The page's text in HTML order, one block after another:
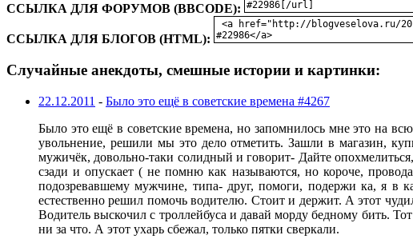
ССЫЛКА ДЛЯ ФОРУМОВ (BBCODE):
ССЫЛКА ДЛЯ БЛОГОВ (HTML):
Случайные анекдоты, смешные истории и картинки:
22.12.2011 - Было это ещё в советские времена #4267
Было это ещё в советские времена, но запомнилось мне это на
увольнение, решили мы это дело отметить. Зашли в магазин,
мужичёк, довольно-таки солидный и говорит- Дайте
сзади и опускает ( не помню как называются, но короче,
подозревавшему мужчине, типа- друг, помоги, подержи ка, я в
естественно решил помочь водителю. Стоит и держит. А этот
Водитель выскочил с троллейбуса и давай морду бедному бить.
ни за что. А этот ухарь сбежал, только пятки сверкали.